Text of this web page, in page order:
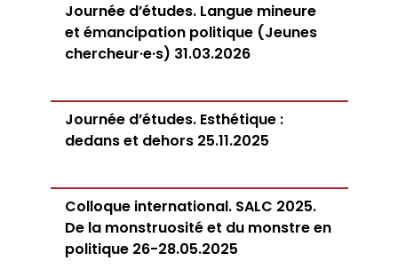
Journée d’études. Langue mineure
et émancipation politique (Jeunes
chercheur·e·s) 31.03.2026
Journée d’études. Esthétique :
dedans et dehors 25.11.2025
Colloque international. SALC 2025.
De la monstruosité et du monstre en
politique 26-28.05.2025